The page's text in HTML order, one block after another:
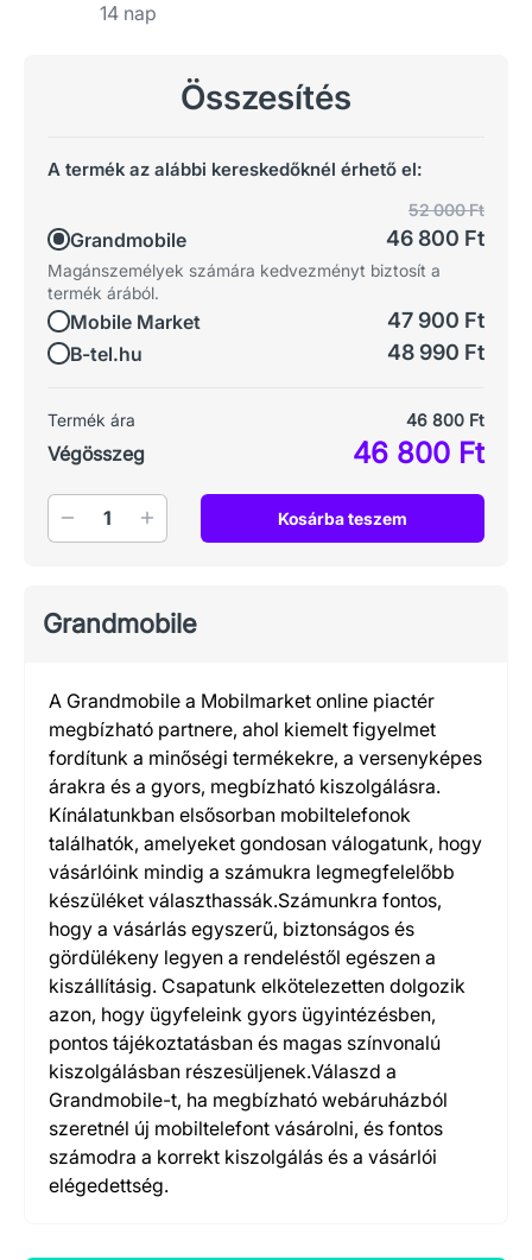
14 nap
Összesítés
A termék az alábbi kereskedőknél érhető el:
Grandmobile
52 000 Ft
46 800 Ft
Magánszemélyek számára kedvezményt biztosít a
termék árából.
Mobile Market 47 900 Ft
B-tel.hu 48 990 Ft
Termék ára 46 800 Ft
Végösszeg 46 800 Ft
Mennyiség Kosárba teszem
Grandmobile
A Grandmobile a Mobilmarket online piactér
megbízható partnere, ahol kiemelt figyelmet
fordítunk a minőségi termékekre, a versenyképes
árakra és a gyors, megbízható kiszolgálásra.
Kínálatunkban elsősorban mobiltelefonok
találhatók, amelyeket gondosan válogatunk, hogy
vásárlóink mindig a számukra legmegfelelőbb
készüléket választhassák.Számunkra fontos,
hogy a vásárlás egyszerű, biztonságos és
gördülékeny legyen a rendeléstől egészen a
kiszállításig. Csapatunk elkötelezetten dolgozik
azon, hogy ügyfeleink gyors ügyintézésben,
pontos tájékoztatásban és magas színvonalú
kiszolgálásban részesüljenek.Válaszd a
Grandmobile-t, ha megbízható webáruházból
szeretnél új mobiltelefont vásárolni, és fontos
számodra a korrekt kiszolgálás és a vásárlói
elégedettség.